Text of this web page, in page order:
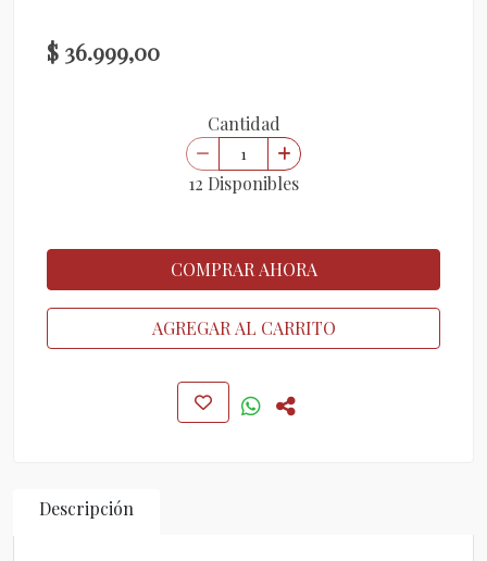
$ 36.999,00
Cantidad
12 Disponibles
COMPRAR AHORA
AGREGAR AL CARRITO
Descripción